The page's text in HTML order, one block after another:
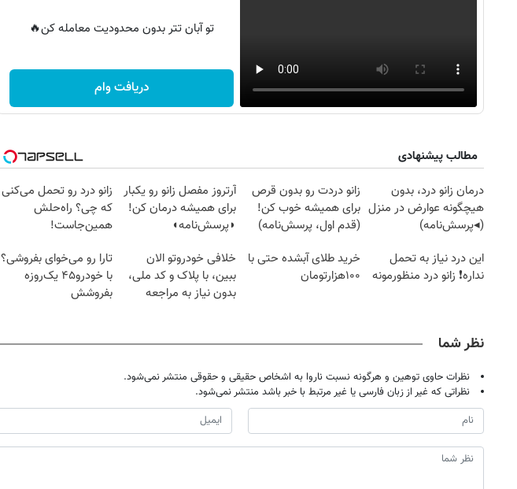
تو آبان تتر بدون محدودیت معامله کن🔥
دریافت وام
مطالب پیشنهادی
درمان زانو درد، بدون
هیچگونه عوارض در منزل
(◂پرسش‌نامه)
زانو دردت رو بدون قرص
برای همیشه خوب کن!
(قدم اول، پرسش‌نامه)
آرتروز مفصل زانو رو یکبار
برای همیشه درمان کن!
◗پرسش‌نامه◖
زانو درد رو تحمل می‌کنی
که چی؟ راه‌حلش
همین‌جاست!
این درد نیاز به تحمل
نداره❗ زانو درد منظورمونه
خرید طلای آبشده حتی با
۱۰۰هزارتومان
خلافی خودروتو الان
ببین، با پلاک و کد ملی،
بدون نیاز به مراجعه
تارا رو می‌خوای بفروشی؟
با خودرو۴۵ یک‌روزه
بفروشش
نظر شما
نظرات حاوی توهین و هرگونه نسبت ناروا به اشخاص حقیقی و حقوقی منتشر نمی‌شود.
نظراتی که غیر از زبان فارسی یا غیر مرتبط با خبر باشد منتشر نمی‌شود.
روزنامه‌های اقتصادی شنبه ۱۷ مرداد ۱۴۰۵